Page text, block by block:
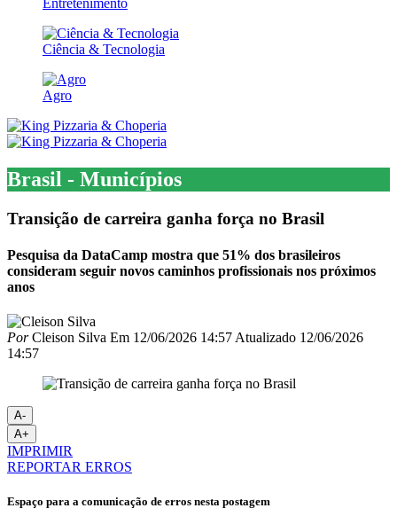
Ciência & Tecnologia
Agro
Brasil - Municípios
Transição de carreira ganha força no Brasil
Pesquisa da DataCamp mostra que 51% dos brasileiros
consideram seguir novos caminhos profissionais nos próximos
anos
PorCleison Silva Em 12/06/2026 14:57 Atualizado 12/06/2026
14:57
A-
A+
IMPRIMIR
REPORTAR ERROS
Espaço para a comunicação de erros nesta postagem